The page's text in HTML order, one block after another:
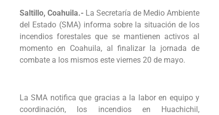
Saltillo, Coahuila.- La Secretaría de Medio Ambiente
del Estado (SMA) informa sobre la situación de los
incendios forestales que se mantienen activos al
momento en Coahuila, al finalizar la jornada de
combate a los mismos este viernes 20 de mayo.
La SMA notifica que gracias a la labor en equipo y
coordinación, los incendios en Huachichil,